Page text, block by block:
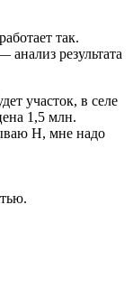
так.
результата
участок, в селе
1,5 млн.
Н, мне надо